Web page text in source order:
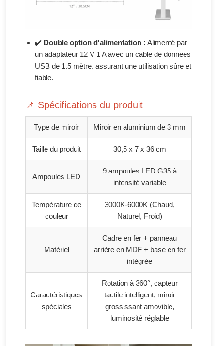
✔️ Double option d'alimentation : Alimenté par
un adaptateur 12 V 1 A avec un câble de données
USB de 1,5 mètre, assurant une utilisation sûre et
fiable.
📌 Spécifications du produit
Type de miroir Miroir en aluminium de 3 mm
Taille du produit 30,5 x 7 x 36 cm
Ampoules LED
9 ampoules LED G35 à
intensité variable
Température de
couleur
3000K-6000K (Chaud,
Naturel, Froid)
Matériel
Cadre en fer + panneau
arrière en MDF + base en fer
intégrée
Caractéristiques
spéciales
Rotation à 360°, capteur
tactile intelligent, miroir
grossissant amovible,
luminosité réglable